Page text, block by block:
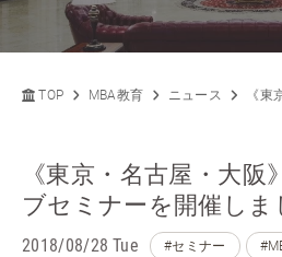
TOP MBA教育 ニュース 《
《東京・名古屋・大
ブセミナーを開催しま
2018/08/28 Tue #セミナー